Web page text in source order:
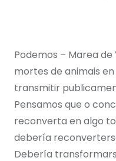
Podemos – Marea
mortes de animais
transmitir
Pensamos que o
reconverta en algo
debería
Debería